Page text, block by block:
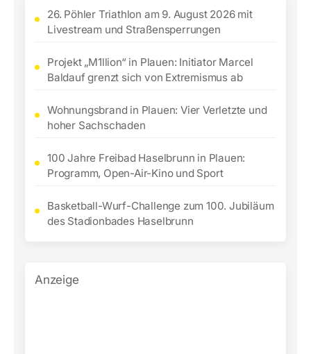
26. Pöhler Triathlon am 9. August 2026 mit
Livestream und Straßensperrungen
Projekt „M1llion“ in Plauen: Initiator Marcel
Baldauf grenzt sich von Extremismus ab
Wohnungsbrand in Plauen: Vier Verletzte und
hoher Sachschaden
100 Jahre Freibad Haselbrunn in Plauen:
Programm, Open-Air-Kino und Sport
Basketball-Wurf-Challenge zum 100. Jubiläum
des Stadionbades Haselbrunn
Anzeige